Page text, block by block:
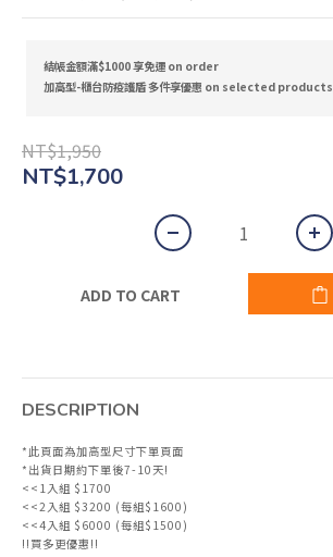
結帳金額滿$1000 享免運 on order
加高型-櫃台防疫護盾 多件享優惠 on selected products
NT$1,950
NT$1,700
ADD TO CART
DESCRIPTION
*此頁面為加高型尺寸下單頁面
*出貨日期約下單後7-10天!
<<1入組 $1700
<<2入組 $3200 (每組$1600)
<<4入組 $6000 (每組$1500)
!!買多更優惠!!